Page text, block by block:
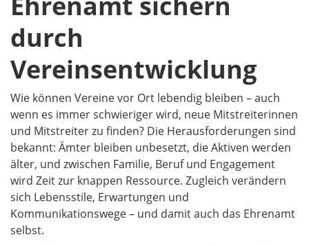
durch
Vereinsentwicklung
Wie können Vereine vor Ort lebendig bleiben – auch
wenn es immer schwieriger wird, neue Mitstreiterinnen
und Mitstreiter zu finden? Die Herausforderungen sind
bekannt: Ämter bleiben unbesetzt, die Aktiven werden
älter, und zwischen Familie, Beruf und Engagement
wird Zeit zur knappen Ressource. Zugleich verändern
sich Lebensstile, Erwartungen und
Kommunikationswege – und damit auch das Ehrenamt
selbst.